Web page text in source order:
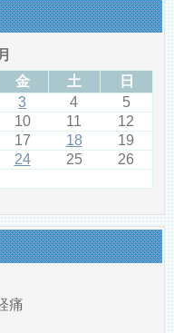
金 土
日
3 4
5
10 11
12
17 18
19
24 25
26
痛